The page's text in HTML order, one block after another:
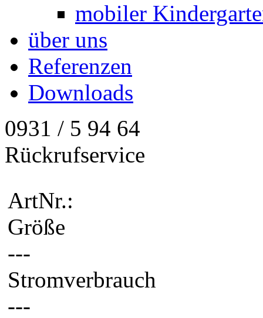
mobiler
über uns
Referenzen
Downloads
0931 / 5 94 64
Rückrufservice
ArtNr.:
Größe
---
Stromverbrauch
---